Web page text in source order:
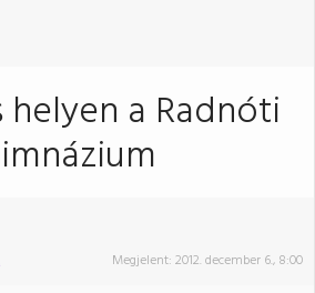
a Radnóti
Megjelent: 2012. december 6., 8:00